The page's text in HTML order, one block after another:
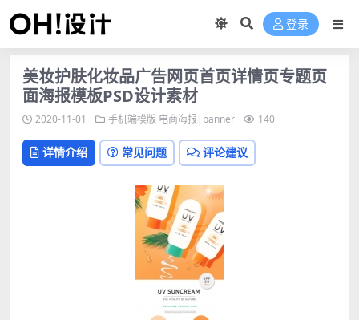
登录
美妆护肤化妆品广告网页首页详情页专题页
面海报模板PSD设计素材
2020-11-01 手机端模版 电商海报|banner 140
详情介绍 常见问题 评论建议